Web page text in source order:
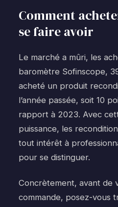
Comment
se faire avoir
Le marché a mûri, les
baromètre Sofinscope,
acheté un produit
l’année passée, soit 10
rapport à 2023. Avec
puissance, les
tout intérêt à
pour se distinguer.
Concrètement, avant de
commande, posez-vous